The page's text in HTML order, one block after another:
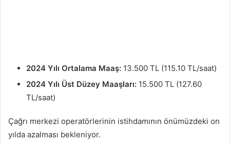
2024 Yılı Ortalama Maaş: 13.500 TL (115.10 TL/saat)
2024 Yılı Üst Düzey Maaşları: 15.500 TL (127.60
TL/saat)
Çağrı merkezi operatörlerinin istihdamının önümüzdeki on
yılda azalması bekleniyor.